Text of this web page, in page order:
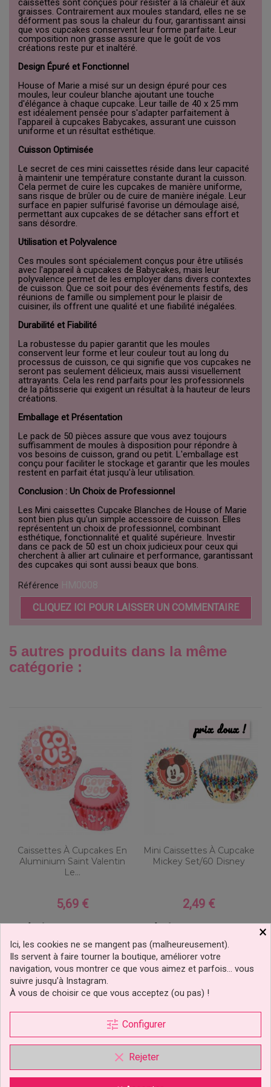
caissettes sont conçues pour résister à la chaleur et aux
graisses. Contrairement aux moules standard, elles ne se
déforment pas sous la chaleur du four, garantissant ainsi
que vos cupcakes conservent leur forme parfaite. Leur
composition non grasse assure que le goût de vos
créations reste pur et inaltéré.
Design Épuré et Fonctionnel
House of Marie a misé sur un design épuré pour ces
moules, leur couleur blanche ajoutant une touche
d'élégance à chaque cupcake. Leur taille de 40 x 25 mm
est idéalement pensée pour s'adapter parfaitement à
l'appareil à cupcakes Babycakes, assurant une cuisson
uniforme et un résultat esthétique.
Cuisson Optimisée
Le secret de ces mini caissettes réside dans leur capacité
à maintenir une température constante durant la cuisson.
Cela permet de cuire les cupcakes de manière uniforme,
sans risque de brûler ou de cuire de manière inégale. Leur
surface en papier sulfurisé favorise un démoulage aisé,
permettant aux cupcakes de se détacher sans effort et
sans désordre.
Utilisation et Polyvalence
Ces moules sont spécialement conçus pour être utilisés
avec l'appareil à cupcakes de Babycakes, mais leur
polyvalence permet de les employer dans divers contextes
de cuisson. Que ce soit pour des événements festifs, des
réunions de famille ou simplement pour le plaisir de
cuisiner, ils offrent une qualité et une fiabilité inégalées.
Durabilité et Fiabilité
La robustesse du papier garantit que les moules
conservent leur forme et leur couleur tout au long du
processus de cuisson, ce qui signifie que vos cupcakes ne
seront pas seulement délicieux, mais aussi visuellement
attrayants. Cela les rend parfaits pour les professionnels
de la pâtisserie qui exigent un résultat à la hauteur de leurs
créations.
Emballage et Présentation
Le pack de 50 pièces assure que vous avez toujours
suffisamment de moules à disposition pour répondre à
vos besoins de cuisson, grand ou petit. L'emballage est
conçu pour faciliter le stockage et garantir que les moules
restent en parfait état jusqu'à leur utilisation.
Conclusion : Un Choix de Professionnel
Les Mini caissettes Cupcake Blanches de House of Marie
sont bien plus qu'un simple accessoire de cuisson. Elles
représentent un choix de professionnel, combinant
esthétique, fonctionnalité et qualité supérieure. Investir
dans ce pack de 50 est un choix judicieux pour ceux qui
cherchent à allier art culinaire et performance, garantissant
des cupcakes qui sont aussi beaux que bons.
Référence
CLIQUEZ ICI POUR LAISSER UN COMMENTAIRE
5 autres produits dans la même
catégorie :
Caissettes À Cupcakes En
Aluminium Saint Valentin
Le...
Prix
5,69 €
Mini Caissettes À Cupcake
Mickey Set/60 Disney
Prix
2,49 €
prix doux !
×
Ici, les cookies ne se mangent pas (malheureusement).
Ils servent à faire tourner la boutique, améliorer votre
navigation, vous montrer ce que vous aimez et parfois… vous
suivre jusqu’à Instagram.
À vous de choisir ce que vous acceptez (ou pas) !
tune Configurer
clear Rejeter